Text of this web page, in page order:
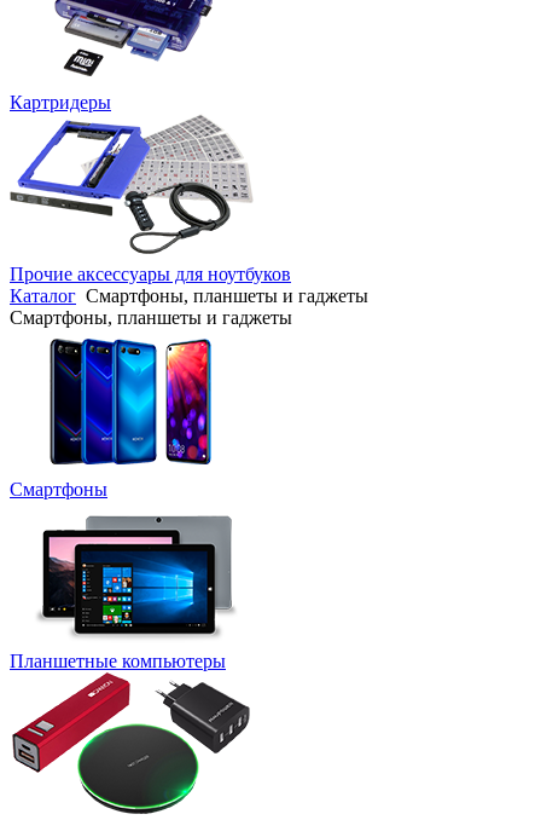
Картридеры
Прочие аксессуары для ноутбуков
Каталог Смартфоны, планшеты и гаджеты
Смартфоны, планшеты и гаджеты
Смартфоны
Планшетные компьютеры